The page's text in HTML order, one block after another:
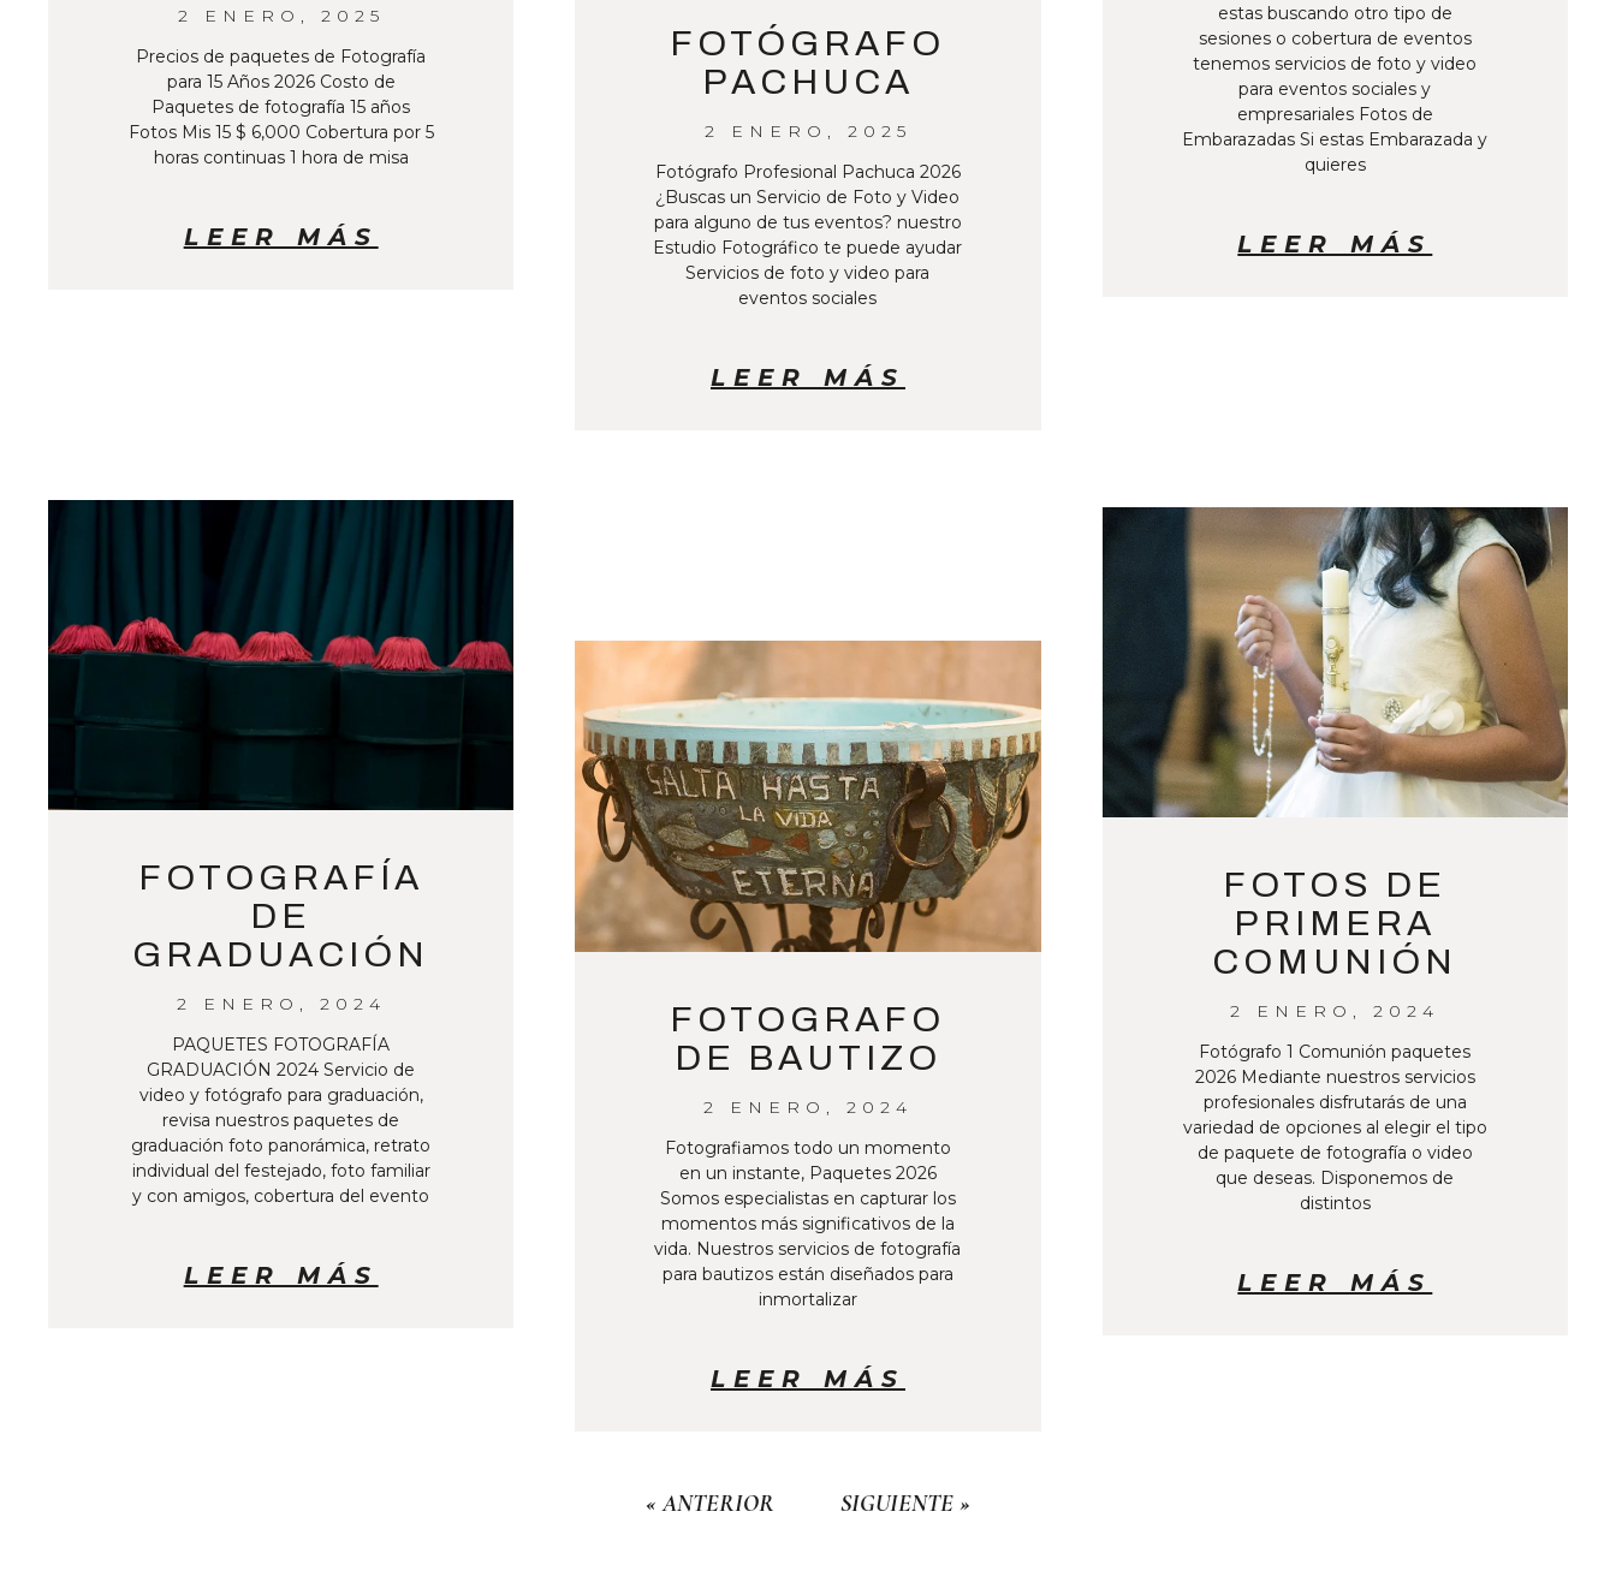
2 ENERO, 2025
Precios de paquetes de Fotografía
para 15 Años 2026 Costo de
Paquetes de fotografía 15 años
Fotos Mis 15 $ 6,000 Cobertura por 5
horas continuas 1 hora de misa
LEER MÁS
FOTÓGRAFO
PACHUCA
2 ENERO, 2025
Fotógrafo Profesional Pachuca 2026
¿Buscas un Servicio de Foto y Video
para alguno de tus eventos? nuestro
Estudio Fotográfico te puede ayudar
Servicios de foto y video para
eventos sociales
LEER MÁS
estas buscando otro tipo de
sesiones o cobertura de eventos
tenemos servicios de foto y video
para eventos sociales y
empresariales Fotos de
Embarazadas Si estas Embarazada y
quieres
LEER MÁS
FOTOGRAFÍA
DE
GRADUACIÓN
2 ENERO, 2024
PAQUETES FOTOGRAFÍA
GRADUACIÓN 2024 Servicio de
video y fotógrafo para graduación,
revisa nuestros paquetes de
graduación foto panorámica, retrato
individual del festejado, foto familiar
y con amigos, cobertura del evento
LEER MÁS
FOTOGRAFO
DE BAUTIZO
2 ENERO, 2024
Fotografiamos todo un momento
en un instante, Paquetes 2026
Somos especialistas en capturar los
momentos más significativos de la
vida. Nuestros servicios de fotografía
para bautizos están diseñados para
inmortalizar
LEER MÁS
FOTOS DE
PRIMERA
COMUNIÓN
2 ENERO, 2024
Fotógrafo 1 Comunión paquetes
2026 Mediante nuestros servicios
profesionales disfrutarás de una
variedad de opciones al elegir el tipo
de paquete de fotografía o video
que deseas. Disponemos de
distintos
LEER MÁS
« ANTERIOR SIGUIENTE »